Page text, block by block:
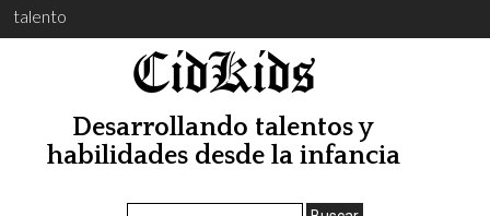
talento
CidKids
Desarrollando talentos y
habilidades desde la infancia
Buscar: